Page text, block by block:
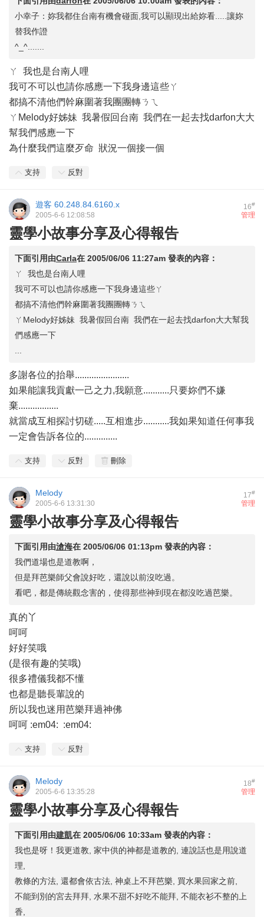
小幸子：妳我都住台南有機會碰面,我可以顯現出給妳看.....讓妳
替我作證
^_^.......
ㄚ 我也是台南人哩
我可不可以也請你感應一下我身邊這些ㄚ
都搞不清他們幹麻圍著我團團轉ㄋㄟ
ㄚMelody好姊妹 我暑假回台南 我們在一起去找darfon大大
幫我們感應一下
為什麼我們這麼歹命 狀況一個接一個
支持 反對
16#
遊客 60.248.84.6160.x
管理
2005-6-6 12:08:58
靈學小故事分享及心得報告
下面引用由Carla在 2005/06/06 11:27am 發表的內容：
ㄚ 我也是台南人哩
我可不可以也請你感應一下我身邊這些ㄚ
都搞不清他們幹麻圍著我團團轉ㄋㄟ
ㄚMelody好姊妹 我暑假回台南 我們在一起去找darfon大大幫我
們感應一下
多謝各位的抬舉.......................
如果能讓我貢獻一己之力,我願意...........只要妳們不嫌
棄.................
就當成互相探討切磋.....互相進步...........我如果知道任何事我
一定會告訴各位的..............
支持 反對 刪除
17#
Melody
管理
2005-6-6 13:31:30
靈學小故事分享及心得報告
下面引用由滄海在 2005/06/06 01:13pm 發表的內容：
我們道場也是道教啊，
但是拜芭樂師父會說好吃，還說以前沒吃過。
看吧，都是傳統觀念害的，使得那些神到現在都沒吃過芭樂。
真的丫
呵呵
好好笑哦
(是很有趣的笑哦)
很多禮儀我都不懂
也都是聽長輩說的
所以我也迷用芭樂拜過神佛
呵呵 :em04: :em04:
支持 反對
18#
Melody
管理
2005-6-6 13:35:28
靈學小故事分享及心得報告
下面引用由建凱在 2005/06/06 10:33am 發表的內容：
我也是呀！我更道教, 家中供的神都是道教的, 連說話也是用說道
理,
教條的方法, 還都會依古法, 神桌上不拜芭樂, 買水果回家之前,
不能到別的宮去拜拜, 水果不甜不好吃不能拜, 不能衣衫不整的上
香,